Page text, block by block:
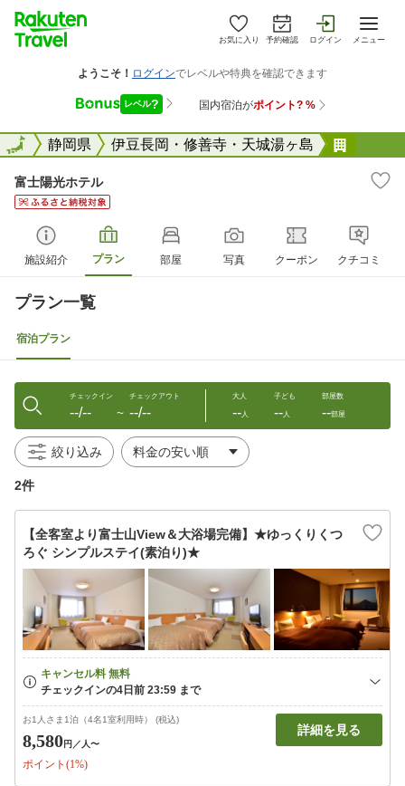
お気に入り 予約確認 ログイン メニュー
全国静岡県 伊豆長岡・修善寺・天城湯ヶ島
全国
富士陽光ホテル
施設紹介 プラン 部屋 写真 クーポン クチコミ
プラン一覧
宿泊プラン
チェックイン
--/-- 〜
チェックアウト
--/--
大人
--人
子ども
--人
部屋数
--部屋
絞り込み
2件
【全客室より富士山View＆大浴場完備】★ゆっくりくつ
ろぐ シンプルステイ(素泊り)★
お1人さま1泊（4名1室利用時） (税込)
8,580円 ／人〜
ポイント(1%)
詳細を見る